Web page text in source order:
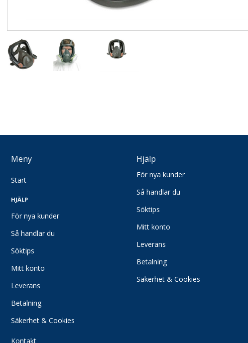
Filter och Tillbehör
Handskydd
Engångs
Skärskydd
Tillbehör Handskydd
Skor & Stövlar
Skyddsskor
Stövlar
Tillbehör/Sulor
Kläder
Livsmedels- och hygienkläder
Meny
Start
HJÄLP
För nya kunder
Så handlar du
Söktips
Mitt konto
Leverans
Betalning
Säkerhet & Cookies
Kontakt
Hjälp
För nya kunder
Så handlar du
Söktips
Mitt konto
Leverans
Betalning
Säkerhet & Cookies